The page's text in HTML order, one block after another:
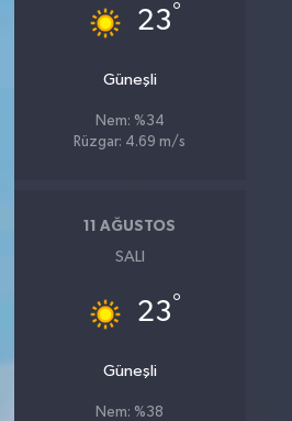
23°
Güneşli
Nem: %34
Rüzgar: 4.69 m/s
11 AĞUSTOS
SALI
23°
Güneşli
Nem: %38